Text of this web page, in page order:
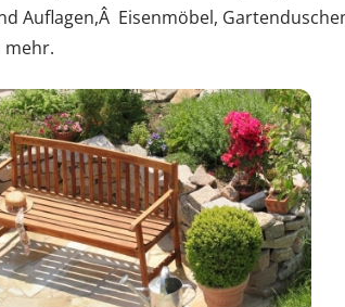
Auflagen,Â Eisenmöbel,
mehr.